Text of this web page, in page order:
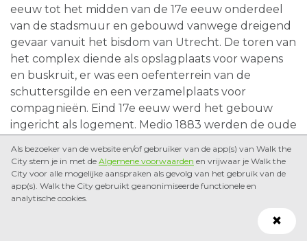
eeuw tot het midden van de 17e eeuw onderdeel
van de stadsmuur en gebouwd vanwege dreigend
gevaar vanuit het bisdom van Utrecht. De toren van
het complex diende als opslagplaats voor wapens
en buskruit, er was een oefenterrein van de
schuttersgilde en een verzamelplaats voor
compagnieën. Eind 17e eeuw werd het gebouw
ingericht als logement. Medio 1883 werden de oude
huidige gebouw; het Doelen Hotel. Van de toren
resteren alleen een gevelsteen en een windvaan,
en zijn te bezichtigen in het Amsterdams Historisch
Museum.
Als bezoeker van de website en/of gebruiker van de app(s) van Walk the
City stem je in met de Algemene voorwaarden en vrijwaar je Walk the
City voor alle mogelijke aanspraken als gevolg van het gebruik van de
app(s). Walk the City gebruikt geanonimiseerde functionele en
analytische cookies.